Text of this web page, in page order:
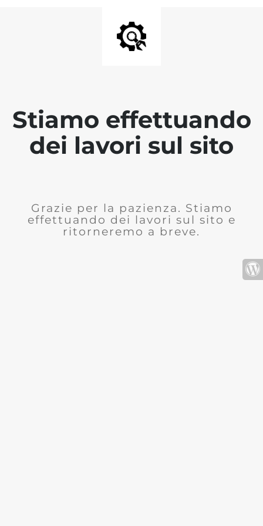
Stiamo effettuando
dei lavori sul sito
Grazie per la pazienza. Stiamo
effettuando dei lavori sul sito e
ritorneremo a breve.